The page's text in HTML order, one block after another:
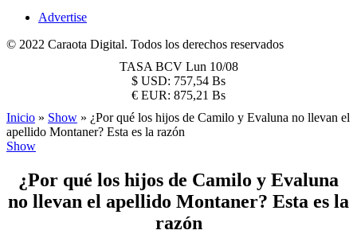
Advertise
© 2022 Caraota Digital. Todos los derechos reservados
TASA BCV Lun 10/08
$ USD: 757,54 Bs
€ EUR: 875,21 Bs
Inicio » Show » ¿Por qué los hijos de Camilo y Evaluna no llevan el
apellido Montaner? Esta es la razón
Show
¿Por qué los hijos de Camilo y Evaluna
no llevan el apellido Montaner? Esta es la
razón